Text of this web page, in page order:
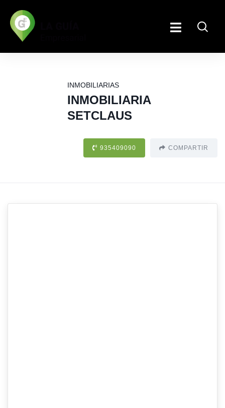
INMOBILIARIAS
INMOBILIARIA
SETCLAUS
935409090 COMPARTIR